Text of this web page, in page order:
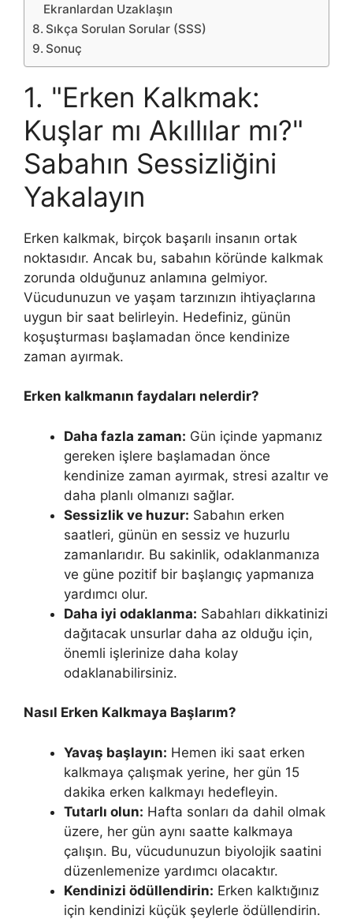
Ekranlardan Uzaklaşın
Sıkça Sorulan Sorular (SSS)
Sonuç
1. "Erken Kalkmak:
Kuşlar mı Akıllılar mı?"
Sabahın Sessizliğini
Yakalayın
Erken kalkmak, birçok başarılı insanın ortak
noktasıdır. Ancak bu, sabahın köründe kalkmak
zorunda olduğunuz anlamına gelmiyor.
Vücudunuzun ve yaşam tarzınızın ihtiyaçlarına
uygun bir saat belirleyin. Hedefiniz, günün
koşuşturması başlamadan önce kendinize
zaman ayırmak.
Erken kalkmanın faydaları nelerdir?
Daha fazla zaman: Gün içinde yapmanız
gereken işlere başlamadan önce
kendinize zaman ayırmak, stresi azaltır ve
daha planlı olmanızı sağlar.
Sessizlik ve huzur: Sabahın erken
saatleri, günün en sessiz ve huzurlu
zamanlarıdır. Bu sakinlik, odaklanmanıza
ve güne pozitif bir başlangıç yapmanıza
yardımcı olur.
Daha iyi odaklanma: Sabahları dikkatinizi
dağıtacak unsurlar daha az olduğu için,
önemli işlerinize daha kolay
odaklanabilirsiniz.
Nasıl Erken Kalkmaya Başlarım?
Yavaş başlayın: Hemen iki saat erken
kalkmaya çalışmak yerine, her gün 15
dakika erken kalkmayı hedefleyin.
Tutarlı olun: Hafta sonları da dahil olmak
üzere, her gün aynı saatte kalkmaya
çalışın. Bu, vücudunuzun biyolojik saatini
düzenlemenize yardımcı olacaktır.
Kendinizi ödüllendirin: Erken kalktığınız
için kendinizi küçük şeylerle ödüllendirin.